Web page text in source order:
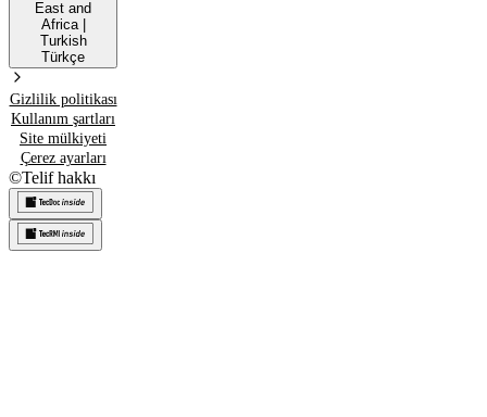
East and
Africa|
Turkish
Türkçe
Gizlilik politikası
Kullanım şartları
Site mülkiyeti
Çerez ayarları
©Telif hakkı